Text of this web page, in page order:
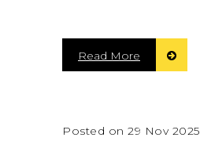
Read More
Posted on 29 Nov 2025